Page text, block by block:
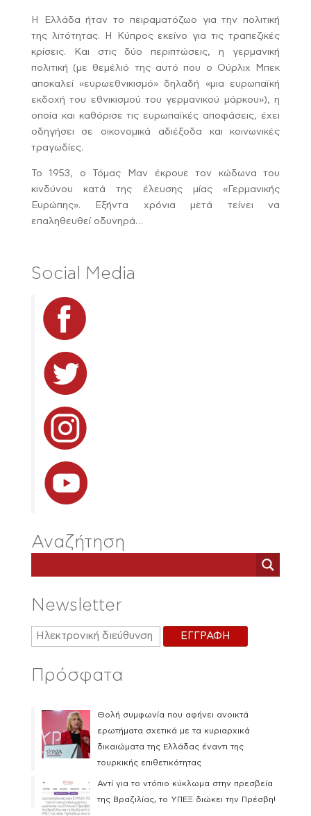
Η Ελλάδα ήταν το πειραματόζωο για την πολιτική
της λιτότητας. Η Κύπρος εκείνο για τις τραπεζικές
κρίσεις. Και στις δύο περιπτώσεις, η γερμανική
πολιτική (με θεμέλιό της αυτό που ο Ούρλιχ Μπεκ
αποκαλεί «ευρωεθνικισμό» δηλαδή «μια ευρωπαϊκή
εκδοχή του εθνικισμού του γερμανικού μάρκου»), η
οποία και καθόρισε τις ευρωπαϊκές αποφάσεις, έχει
οδηγήσει σε οικονομικά αδιέξοδα και κοινωνικές
τραγωδίες.
Το 1953, ο Τόμας Μαν έκρουε τον κώδωνα του
κινδύνου κατά της έλευσης μίας «Γερμανικής
Ευρώπης». Εξήντα χρόνια μετά τείνει να
επαληθευθεί οδυνηρά…
Social Media
Αναζήτηση
Newsletter
Πρόσφατα
Θολή συμφωνία που αφήνει ανοικτά
ερωτήματα σχετικά με τα κυριαρχικά
δικαιώματα της Ελλάδας έναντι της
τουρκικής επιθετικότητας
Αντί για το ντόπιο κύκλωμα στην πρεσβεία
της Βραζιλίας, το ΥΠΕΞ διώκει την Πρέσβη!